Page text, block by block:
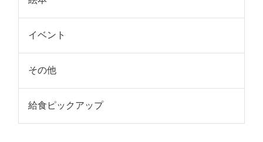
イベント
その他
給食ピックアップ